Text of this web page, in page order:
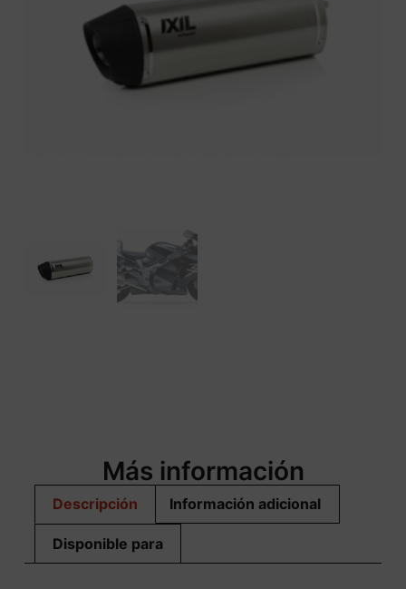
Más información
Descripción Información adicional
Disponible para